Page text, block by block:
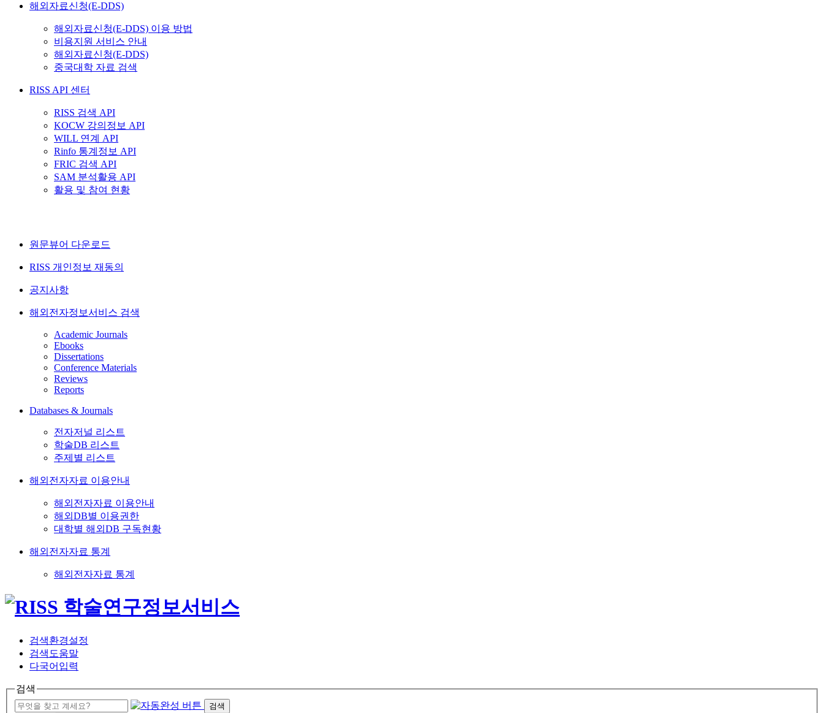
해외자료신청(E-DDS)
해외자료신청(E-DDS) 이용 방법
비용지원 서비스 안내
해외자료신청(E-DDS)
중국대학 자료 검색
RISS API 센터
RISS 검색 API
KOCW 강의정보 API
WILL 연계 API
Rinfo 통계정보 API
FRIC 검색 API
SAM 분석활용 API
활용 및 참여 현황
원문뷰어 다운로드
RISS 개인정보 재동의
공지사항
해외전자정보서비스 검색
Academic Journals
Ebooks
Dissertations
Conference Materials
Reviews
Reports
Databases & Journals
전자저널 리스트
학술DB 리스트
주제별 리스트
해외전자자료 이용안내
해외전자자료 이용안내
해외DB별 이용권한
대학별 해외DB 구독현황
해외전자자료 통계
해외전자자료 통계
검색환경설정
검색도움말
다국어입력
검색
검색